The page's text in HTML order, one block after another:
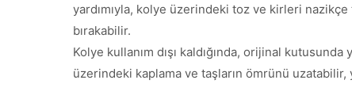
yardımıyla, kolye üzerindeki toz ve kirleri
bırakabilir.
Kolye kullanım dışı kaldığında, orijinal
üzerindeki kaplama ve taşların ömrünü uzatabilir,